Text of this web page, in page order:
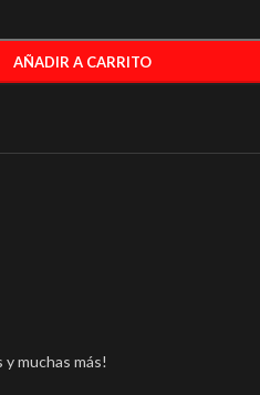
AÑADIR A CARRITO
muchas más!